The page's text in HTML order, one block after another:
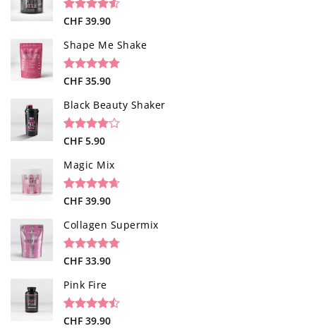
Bewertet
von 5,
basierend
auf
96
Kundenbewertungen
CHF 39.90
Shape Me Shake
Bewertet
von 5,
auf
40
Kundenbewertungen
CHF 35.90
Black Beauty Shaker
Bewertet
von 5,
basierend
auf
1
Kundenbewertung
CHF 5.90
Magic Mix
Bewertet
von 5,
basierend
auf
34
Kundenbewertungen
CHF 39.90
Collagen Supermix
Bewertet
von 5,
auf
26
Kundenbewertungen
CHF 33.90
Pink Fire
Bewertet
19
CHF 39.90